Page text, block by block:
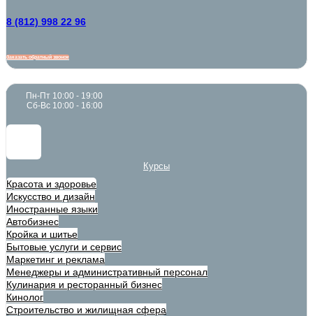
8 (812) 998 22 96
Заказать обратный звонок
Пн-Пт 10:00 - 19:00
Сб-Вс 10:00 - 16:00
Курсы
Красота и здоровье
Искусство и дизайн
Иностранные языки
Автобизнес
Кройка и шитье
Бытовые услуги и сервис
Маркетинг и реклама
Менеджеры и административный персонал
Кулинария и ресторанный бизнес
Кинолог
Строительство и жилищная сфера